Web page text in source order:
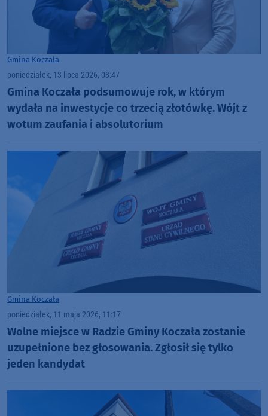
Gmina Koczała
poniedziałek, 13 lipca 2026, 08:47
Gmina Koczała podsumowuje rok, w którym
wydała na inwestycje co trzecią złotówkę. Wójt z
wotum zaufania i absolutorium
Gmina Koczała
poniedziałek, 11 maja 2026, 11:17
Wolne miejsce w Radzie Gminy Koczała zostanie
uzupełnione bez głosowania. Zgłosił się tylko
jeden kandydat